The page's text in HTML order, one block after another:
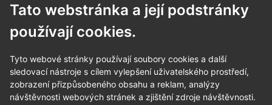
Tato webstránka a její podstránky
používají cookies.
Tyto webové stránky používají soubory cookies a další
sledovací nástroje s cílem vylepšení uživatelského prostředí,
zobrazení přizpůsobeného obsahu a reklam, analýzy
návštěvnosti webových stránek a zjištění zdroje návštěvnosti.